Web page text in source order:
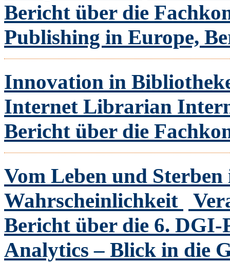
Bericht über die
Publishing in Europe,
Innovation in
Internet Librarian
Bericht über die
Vom Leben und Sterben
Wahrscheinlichkeit
Bericht über die 6. DGI-
Analytics – Blick in die